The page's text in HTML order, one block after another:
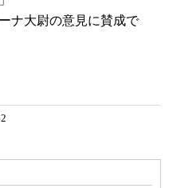
ナ大尉の意見に賛成で